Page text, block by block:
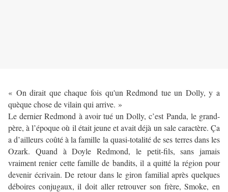
« On dirait que chaque fois qu'un Redmond tue un Dolly, y a
quèque chose de vilain qui arrive. »
Le dernier Redmond à avoir tué un Dolly, c’est Panda, le grand-
père, à l’époque où il était jeune et avait déjà un sale caractère. Ça
a d’ailleurs coûté à la famille la quasi-totalité de ses terres dans les
Ozark. Quand à Doyle Redmond, le petit-fils, sans jamais
vraiment renier cette famille de bandits, il a quitté la région pour
devenir écrivain. De retour dans le giron familial après quelques
déboires conjugaux, il doit aller retrouver son frère, Smoke, en